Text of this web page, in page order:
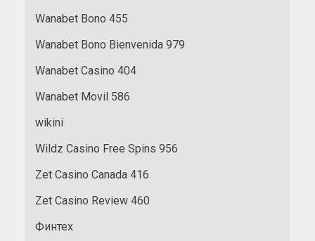
Wanabet Bono 455
Wanabet Bono Bienvenida 979
Wanabet Casino 404
Wanabet Movil 586
wikini
Wildz Casino Free Spins 956
Zet Casino Canada 416
Zet Casino Review 460
Финтех